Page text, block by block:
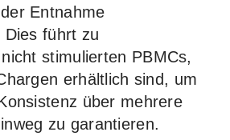
Entnahme
Dies führt zu
stimulierten PBMCs,
erhältlich sind, um
über mehrere
zu garantieren.